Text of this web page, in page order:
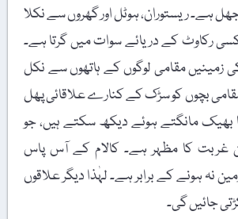
ہے۔ ریستوران، ہوٹل اور گھروں سے نکلا
کسی رکاوٹ کے دریائے سوات میں گرتا ہے۔
زمینیں مقامی لوگوں کے ہاتھوں سے نکل
بچوں کو سڑک کے کنارے علاقائی پھل
بھیک مانگتے ہوئے دیکھ سکتے ہیں، جو
غربت کا مظہر ہے۔ کالام کے آس پاس
نہ ہونے کے برابر ہے۔ لہٰذا دیگر علاقوں
جائیں گی۔